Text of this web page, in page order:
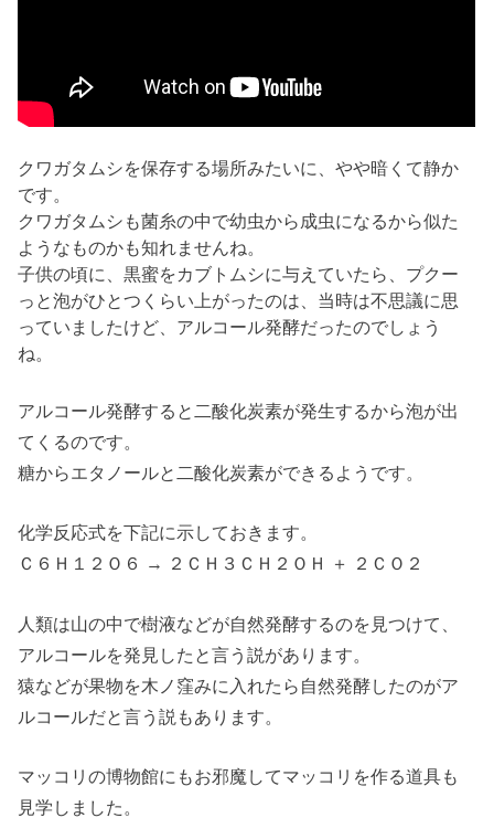
クワガタムシを保存する場所みたいに、やや暗くて静か
です。
クワガタムシも菌糸の中で幼虫から成虫になるから似た
ようなものかも知れませんね。
子供の頃に、黒蜜をカブトムシに与えていたら、プクー
っと泡がひとつくらい上がったのは、当時は不思議に思
っていましたけど、アルコール発酵だったのでしょう
ね。
アルコール発酵すると二酸化炭素が発生するから泡が出
てくるのです。
糖からエタノールと二酸化炭素ができるようです。
化学反応式を下記に示しておきます。
Ｃ６Ｈ１２Ｏ６ → ２ＣＨ３ＣＨ２ＯＨ ＋ ２ＣＯ２
人類は山の中で樹液などが自然発酵するのを見つけて、
アルコールを発見したと言う説があります。
猿などが果物を木ノ窪みに入れたら自然発酵したのがア
ルコールだと言う説もあります。
マッコリの博物館にもお邪魔してマッコリを作る道具も
見学しました。